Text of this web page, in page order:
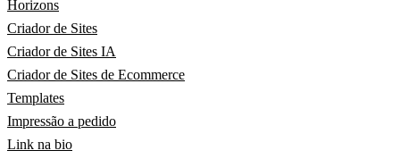
Horizons
Criador de Sites
Criador de Sites IA
Criador de Sites de Ecommerce
Templates
Impressão a pedido
Link na bio